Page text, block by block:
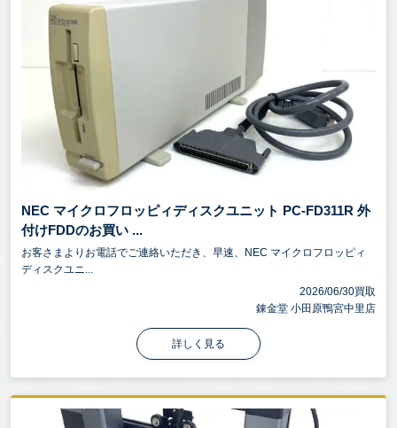
NEC マイクロフロッピィディスクユニット PC-FD311R 外
付けFDDのお買い ...
お客さまよりお電話でご連絡いただき、早速、NEC マイクロフロッピィ
ディスクユニ...
2026/06/30買取
錬金堂 小田原鴨宮中里店
詳しく見る